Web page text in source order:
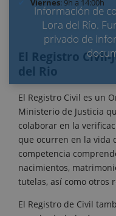
Información de
Lora del Río.
privado de
Viernes: 9h a 14:00h
El Registro Civil-
del Rio
El Registro Civil es un
Ministerio de Justicia
colaborar en la
que ocurren en la vida
competencia
nacimientos,
tutelas, así como otros
El Registro de Civil